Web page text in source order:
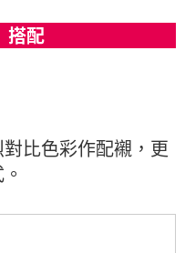
搭配
比色彩作配襯，更